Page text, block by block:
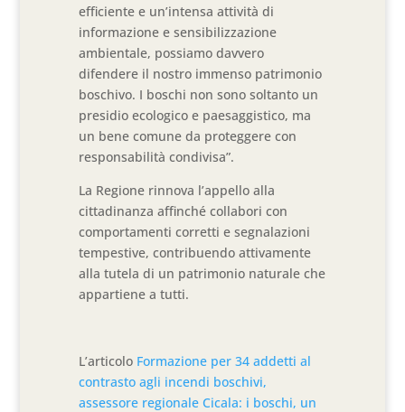
efficiente e un’intensa attività di
informazione e sensibilizzazione
ambientale, possiamo davvero
difendere il nostro immenso patrimonio
boschivo. I boschi non sono soltanto un
presidio ecologico e paesaggistico, ma
un bene comune da proteggere con
responsabilità condivisa”.
La Regione rinnova l’appello alla
cittadinanza affinché collabori con
comportamenti corretti e segnalazioni
tempestive, contribuendo attivamente
alla tutela di un patrimonio naturale che
appartiene a tutti.
L’articolo Formazione per 34 addetti al
contrasto agli incendi boschivi,
assessore regionale Cicala: i boschi, un